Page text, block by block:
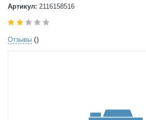
Артикул: 2116158516
Отзывы ()